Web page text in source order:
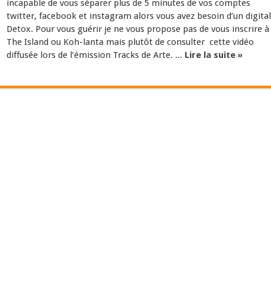
incapable de vous séparer plus de 5 minutes de vos comptes
twitter, facebook et instagram alors vous avez besoin d’un digital
Detox. Pour vous guérir je ne vous propose pas de vous inscrire à
The Island ou Koh-lanta mais plutôt de consulter cette vidéo
diffusée lors de l’émission Tracks de Arte. ... Lire la suite »